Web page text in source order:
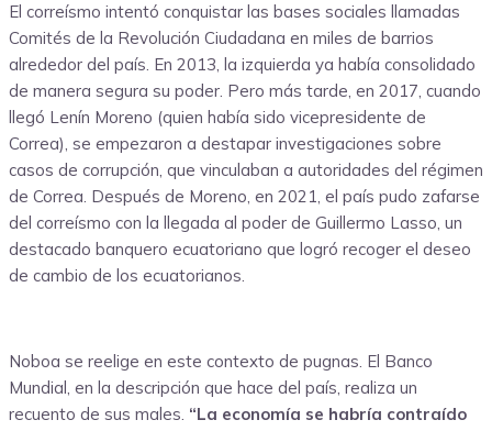
El correísmo intentó conquistar las bases sociales llamadas
Comités de la Revolución Ciudadana en miles de barrios
alrededor del país. En 2013, la izquierda ya había consolidado
de manera segura su poder. Pero más tarde, en 2017, cuando
llegó Lenín Moreno (quien había sido vicepresidente de
Correa), se empezaron a destapar investigaciones sobre
casos de corrupción, que vinculaban a autoridades del régimen
de Correa. Después de Moreno, en 2021, el país pudo zafarse
del correísmo con la llegada al poder de Guillermo Lasso, un
destacado banquero ecuatoriano que logró recoger el deseo
de cambio de los ecuatorianos.
Noboa se reelige en este contexto de pugnas. El Banco
Mundial, en la descripción que hace del país, realiza un
recuento de sus males. “La economía se habría contraído